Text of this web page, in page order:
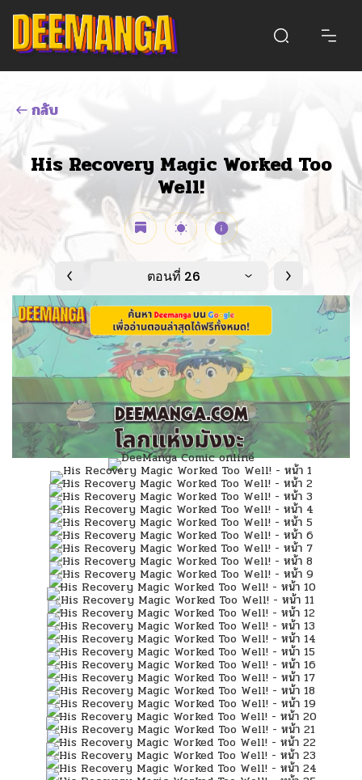
กลับ
His Recovery Magic Worked Too
Well!
ตอนที่ 26